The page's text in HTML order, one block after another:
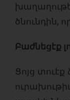
ծնունդին,
Բաժնեցէք
Ցոյց